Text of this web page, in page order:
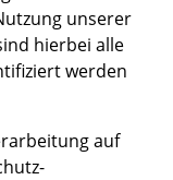
unserer
hierbei alle
werden
auf